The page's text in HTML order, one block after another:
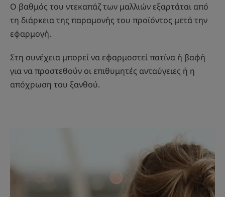
Ο βαθμός του ντεκαπάζ των μαλλιών εξαρτάται από
τη διάρκεια της παραμονής του προϊόντος μετά την
εφαρμογή.
Στη συνέχεια μπορεί να εφαρμοστεί πατίνα ή βαφή
για να προστεθούν οι επιθυμητές ανταύγειες ή η
απόχρωση του ξανθού.